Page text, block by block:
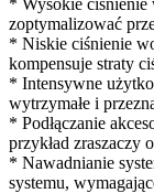
zoptymalizować
* Niskie ciśnienie
kompensuje straty
* Intensywne
wytrzymałe i
* Podłączanie
przykład zraszaczy
* Nawadnianie
systemu,